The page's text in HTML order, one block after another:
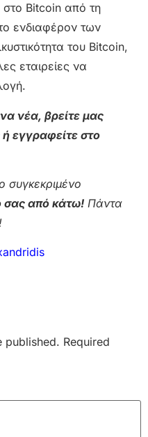
στο Bitcoin από τη
ενδιαφέρον των
του Bitcoin,
εταιρείες να
νέα, βρείτε μας
ή εγγραφείτε στο
συγκεκριμένο
σας από κάτω! Πάντα
published. Required